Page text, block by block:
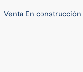
Venta En construcción